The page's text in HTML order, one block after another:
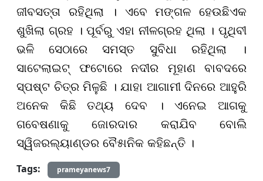
ଜୀବସତ୍ତା ରହିଥିଲା । ଏବେ ମଙ୍ଗଳ ହେଉଛିଏକ
ଶୁଖିଲା ଗ୍ରହ । ପୂର୍ବରୁ ଏହା ନୀଳଗ୍ରହ ଥିଲା । ପୃଥିବୀ
ଭଳି ସେଠାରେ ସମସ୍ତ ସୁବିଧା ରହିଥିଲା ।
ସାଟେଲାଇଟ୍ ଫଟୋରେ ନଦୀର ମୂହାଣ ବାବଦରେ
ସ୍ପଷ୍ଟ ଚିତ୍ର ମିଳୁଛି । ଯାହା ଆଗାମୀ ଦିନରେ ଆହୁରି
ଅନେକ କିଛି ତଥ୍ୟ ଦେବ । ଏନେଇ ଆଗକୁ
ଗବେଷଣାକୁ ଜୋରଦାର କରାଯିବ ବୋଲି
ସ୍ୱିଜରଲ୍ୟାଣ୍ଡର ବୈ୫ାନିକ କହିଛନ୍ତି ।
Tags:
prameyanews7